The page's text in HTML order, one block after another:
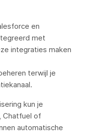
en
met
integraties maken
terwijl je
kun je
Chatfuel of
automatische